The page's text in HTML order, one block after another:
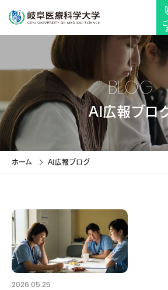
BLOG
AI広報ブロ
ホーム AI広報ブログ
2026.05.25